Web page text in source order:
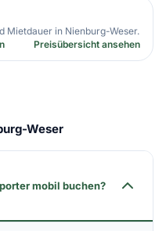
Mietdauer in Nienburg-Weser.
Preisübersicht ansehen
Weser
mobil buchen?